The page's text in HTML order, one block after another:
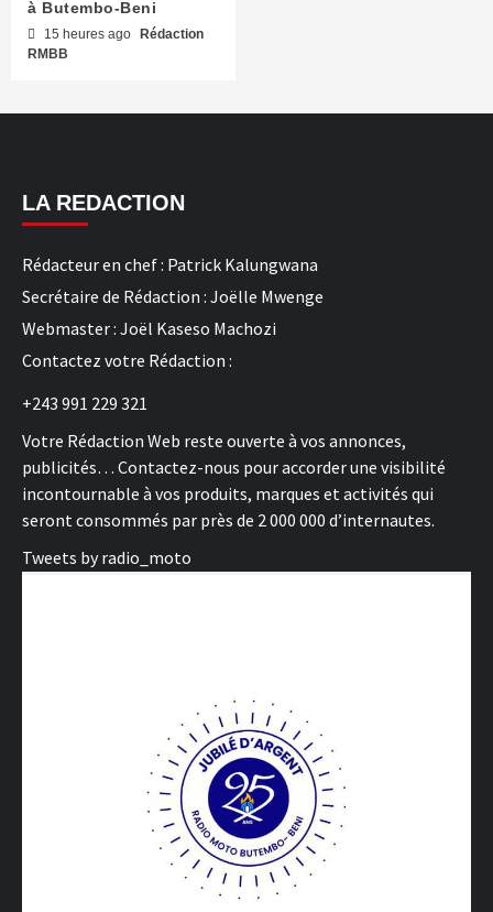
à Butembo-Beni
15 heures ago
Rédaction
RMBB
LA REDACTION
Rédacteur en chef : Patrick Kalungwana
Secrétaire de Rédaction : Joëlle Mwenge
Webmaster : Joël Kaseso Machozi
Contactez votre Rédaction :
+243 991 229 321
Votre Rédaction Web reste ouverte à vos annonces,
publicités… Contactez-nous pour accorder une visibilité
incontournable à vos produits, marques et activités qui
seront consommés par près de 2 000 000 d’internautes.
Tweets by radio_moto